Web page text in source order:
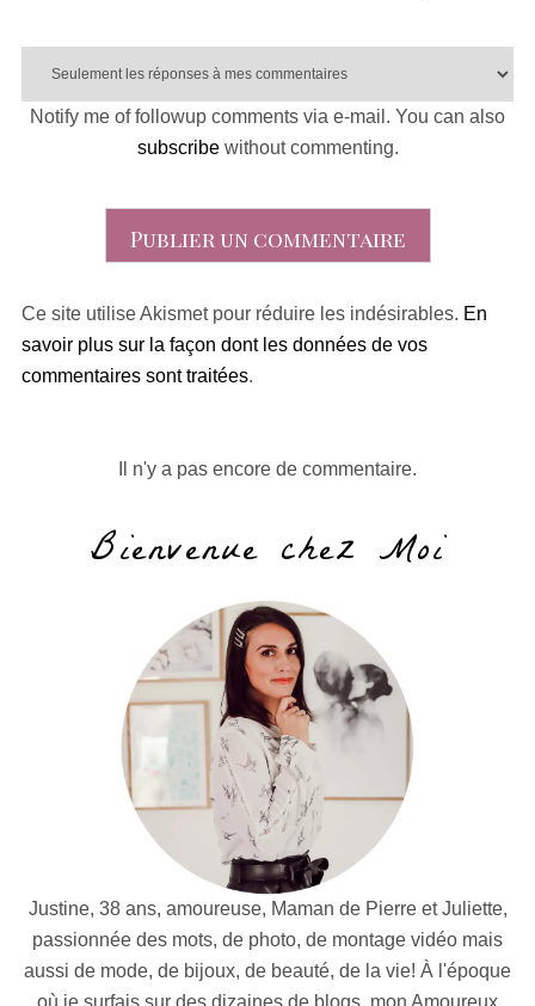
Notify me of followup comments via e-mail. You can also
subscribewithout commenting.
Ce site utilise Akismet pour réduire les indésirables. En
savoir plus sur la façon dont les données de vos
commentaires sont traitées.
Il n'y a pas encore de commentaire.
Bienvenue chez Moi
Justine, 38 ans, amoureuse, Maman de Pierre et Juliette,
passionnée des mots, de photo, de montage vidéo mais
aussi de mode, de bijoux, de beauté, de la vie! À l'époque